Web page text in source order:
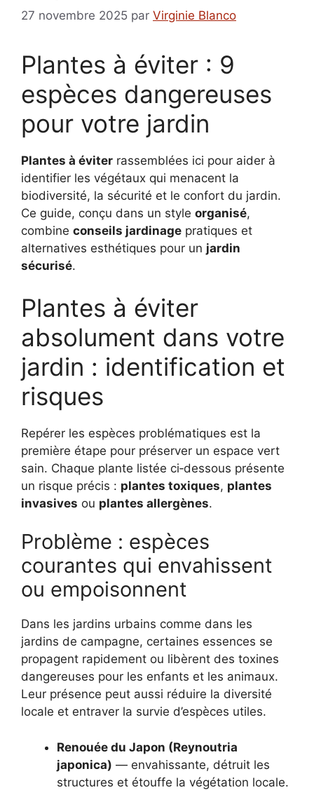
27 novembre 2025 par Virginie Blanco
Plantes à éviter : 9
espèces dangereuses
pour votre jardin
Plantes à éviter rassemblées ici pour aider à
identifier les végétaux qui menacent la
biodiversité, la sécurité et le confort du jardin.
Ce guide, conçu dans un style organisé,
combine conseils jardinage pratiques et
alternatives esthétiques pour un jardin
sécurisé.
Plantes à éviter
absolument dans votre
jardin : identification et
risques
Repérer les espèces problématiques est la
première étape pour préserver un espace vert
sain. Chaque plante listée ci‑dessous présente
un risque précis : plantes toxiques, plantes
invasives ou plantes allergènes.
Problème : espèces
courantes qui envahissent
ou empoisonnent
Dans les jardins urbains comme dans les
jardins de campagne, certaines essences se
propagent rapidement ou libèrent des toxines
dangereuses pour les enfants et les animaux.
Leur présence peut aussi réduire la diversité
locale et entraver la survie d’espèces utiles.
Renouée du Japon (Reynoutria
japonica) — envahissante, détruit les
structures et étouffe la végétation locale.